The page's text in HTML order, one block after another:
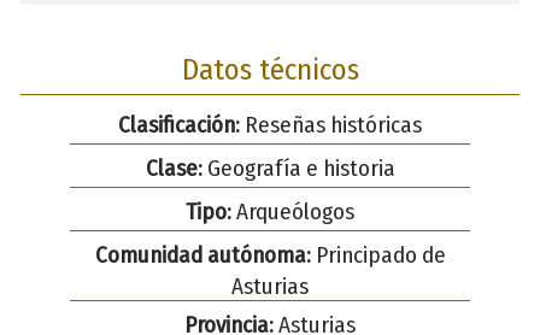
Datos técnicos
Clasificación: Reseñas históricas
Clase:Geografía e historia
Tipo:Arqueólogos
Comunidad autónoma:Principado de
Asturias
Provincia:Asturias